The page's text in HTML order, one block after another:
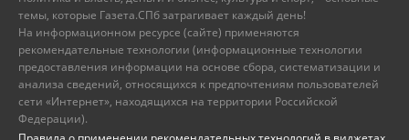
темы, которые Газета.СПб затрагивает каждый день!
На информационном ресурсе (сайте) применяются
рекомендательные технологии (информационные технологии
предоставления информации на основе сбора, систематизации и
анализа сведений, относящихся к предпочтениям пользователей
сети «Интернет», находящихся на территории Российской
Федерации).